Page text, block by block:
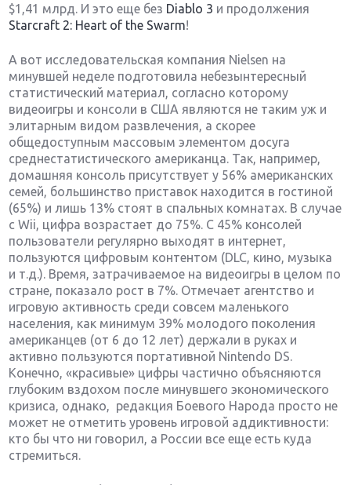
$1,41 млрд. И это еще без Diablo 3 и продолжения
Starcraft 2: Heart of the Swarm!
А вот исследовательская компания Nielsen на
минувшей неделе подготовила небезынтересный
статистический материал, согласно которому
видеоигры и консоли в США являются не таким уж и
элитарным видом развлечения, а скорее
общедоступным массовым элементом досуга
среднестатистического американца. Так, например,
домашняя консоль присутствует у 56% американских
семей, большинство приставок находится в гостиной
(65%) и лишь 13% стоят в спальных комнатах. В случае
с Wii, цифра возрастает до 75%. С 45% консолей
пользователи регулярно выходят в интернет,
пользуются цифровым контентом (DLC, кино, музыка
и т.д.). Время, затрачиваемое на видеоигры в целом по
стране, показало рост в 7%. Отмечает агентство и
игровую активность среди совсем маленького
населения, как минимум 39% молодого поколения
американцев (от 6 до 12 лет) держали в руках и
активно пользуются портативной Nintendo DS.
Конечно, «красивые» цифры частично объясняются
глубоким вздохом после минувшего экономического
кризиса, однако, редакция Боевого Народа просто не
может не отметить уровень игровой аддиктивности:
кто бы что ни говорил, а России все еще есть куда
стремиться.